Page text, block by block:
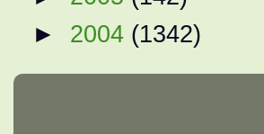
► 2004 (1342)